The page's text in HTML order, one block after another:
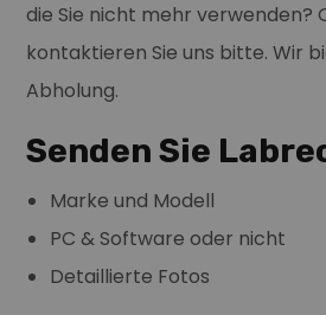
die Sie nicht mehr verwenden?
kontaktieren Sie uns bitte. Wir
Abholung.
Senden Sie
Marke und Modell
PC & Software oder nicht
Detaillierte Fotos